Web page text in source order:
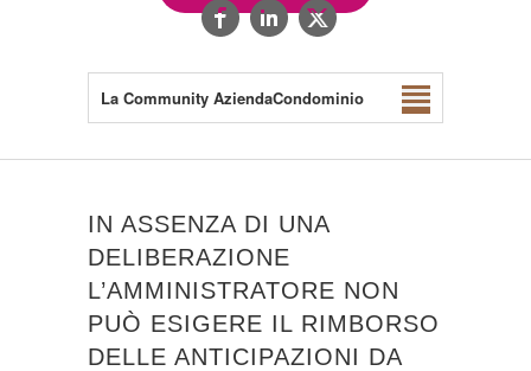
La Community AziendaCondominio
IN ASSENZA DI UNA
DELIBERAZIONE
L’AMMINISTRATORE NON
PUÒ ESIGERE IL RIMBORSO
DELLE ANTICIPAZIONI DA